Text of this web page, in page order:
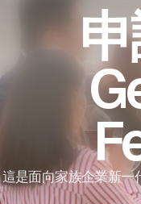
這是面向家族企業新一